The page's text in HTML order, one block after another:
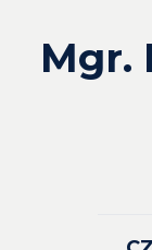
Mgr.